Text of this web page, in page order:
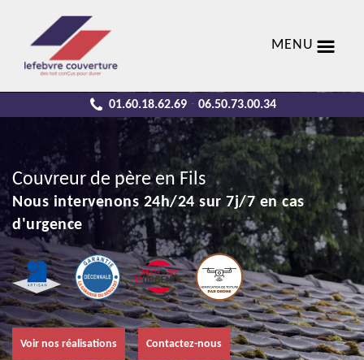
MENU
01.60.18.62.69 - 06.50.73.00.34
Couvreur de père en Fils
Nous intervenons 24h/24 sur 7j/7 en cas
d'urgence
Voir nos réalisations Contactez-nous